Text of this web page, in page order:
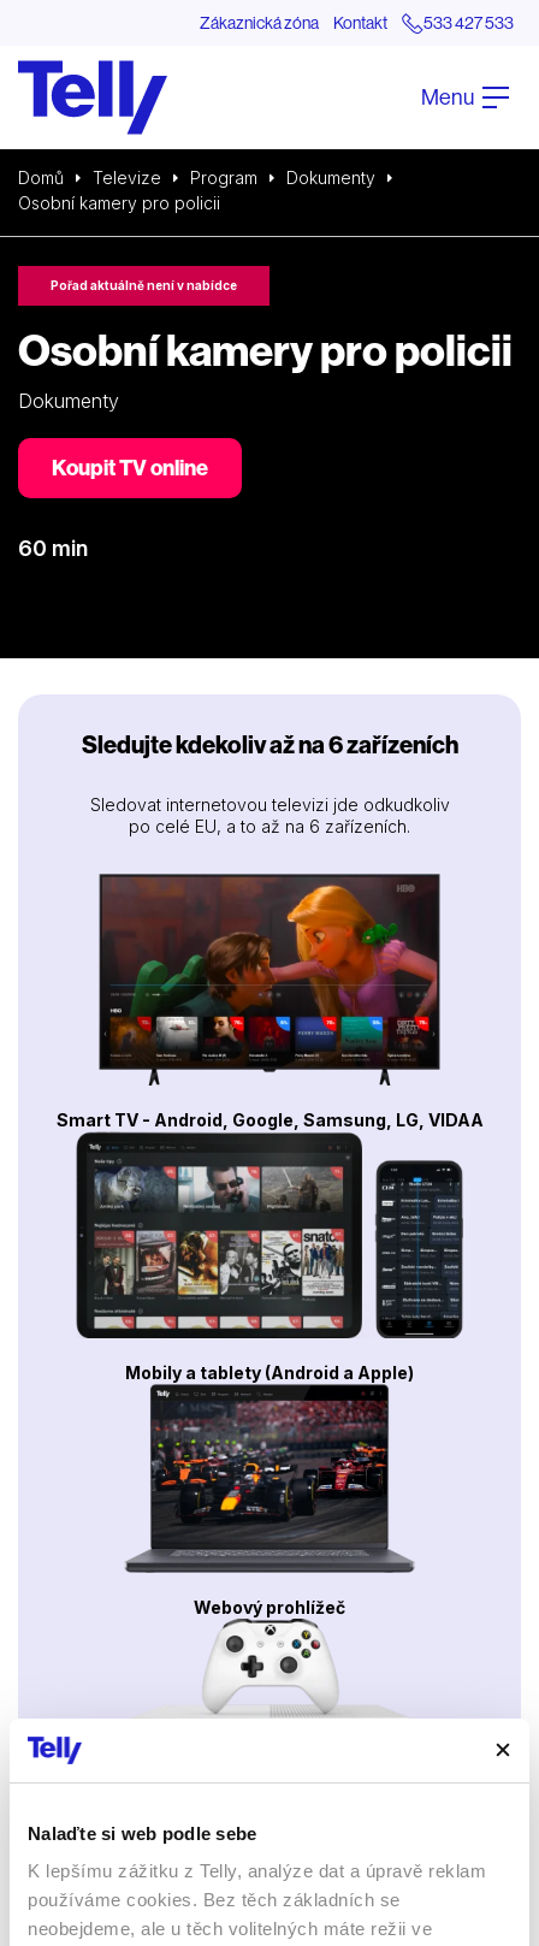
Nalaďte si web podle sebe
K lepšímu zážitku z Telly, analýze dat a úpravě reklam
používáme cookies. Bez těch základních se
neobejdeme, ale u těch volitelných máte režii ve
Zákaznická zóna Kontakt 533 427 533
Menu
Domů Televize Program
Dokumenty
Osobní kamery pro policii
Pořad aktuálně není v nabídce
Osobní kamery pro policii
Dokumenty
Koupit TV online
60 min
Sledujte kdekoliv až na 6 zařízeních
Sledovat internetovou televizi jde odkudkoliv
po celé EU, a to až na 6 zařízeních.
Smart TV - Android, Google, Samsung, LG, VIDAA
Mobily a tablety (Android a Apple)
Webový prohlížeč